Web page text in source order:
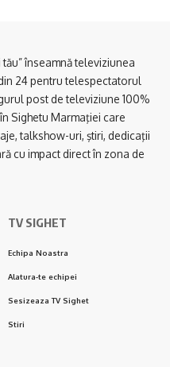
înseamnă televiziunea
24 pentru telespectatorul
post de televiziune 100%
Sighetu Marmaţiei care
talkshow-uri, ştiri, dedicaţii
cu impact direct în zona de
TV SIGHET
Echipa Noastra
Alatura-te echipei
Sesizeaza TV Sighet
Stiri